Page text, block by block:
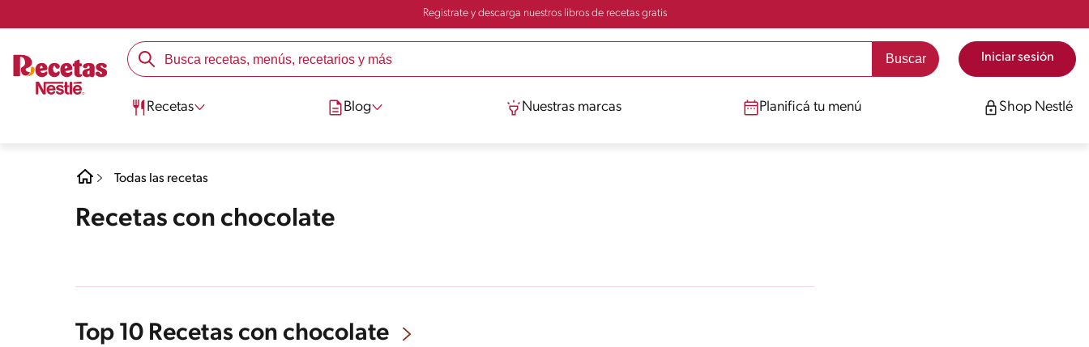
Registrate y descarga nuestros libros de recetas gratis
Iniciar sesión
Recetas Blog Nuestras marcas Planificá tu menú Shop Nestlé
Todas las recetas
Recetas con chocolate
Top 10 Recetas con chocolate